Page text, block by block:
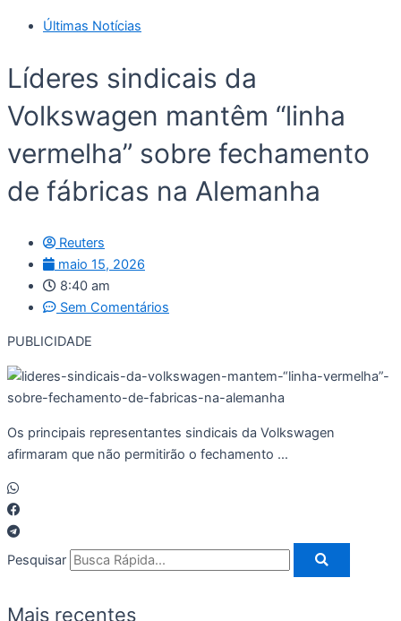
Últimas Notícias
Líderes sindicais da
Volkswagen mantêm “linha
vermelha” sobre fechamento
de fábricas na Alemanha
Reuters
maio 15, 2026
8:40 am
Sem Comentários
PUBLICIDADE
Os principais representantes sindicais da Volkswagen
afirmaram ‌que não permitirão o fechamento …
Pesquisar
Mais recentes